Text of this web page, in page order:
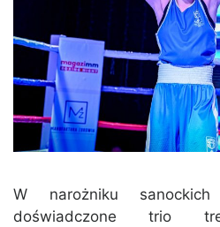
W narożniku sanockich
doświadczone trio